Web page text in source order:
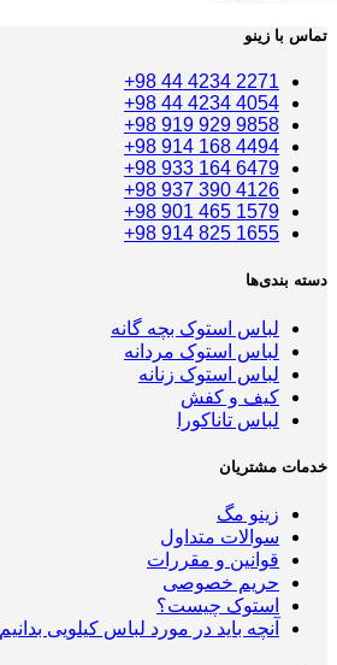
تماس با زینو
2271 4234 44 98+
4054 4234 44 98+
9858 929 919 98+
4494 168 914 98+
6479 164 933 98+
4126 390 937 98+
1579 465 901 98+
1655 825 914 98+
دسته بندی‌ها
لباس استوک بچه گانه
لباس استوک مردانه
لباس استوک زنانه
کیف و کفش
لباس تاناکورا
خدمات مشتریان
زینو مگ
سوالات متداول
قوانین و مقررات
حریم خصوصی
استوک چیست؟
آنچه باید در مورد لباس کیلویی بدانیم